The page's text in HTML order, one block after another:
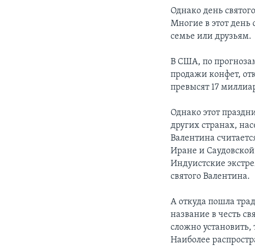
Однако день
Многие в этот день
семье или друзьям.
В США, по
продажи конфет,
превысят 17
Однако этот
других странах,
Валентина
Иране и
Индуистские
святого Валентина.
А откуда пошла
название в честь
сложно установить,
Наиболее